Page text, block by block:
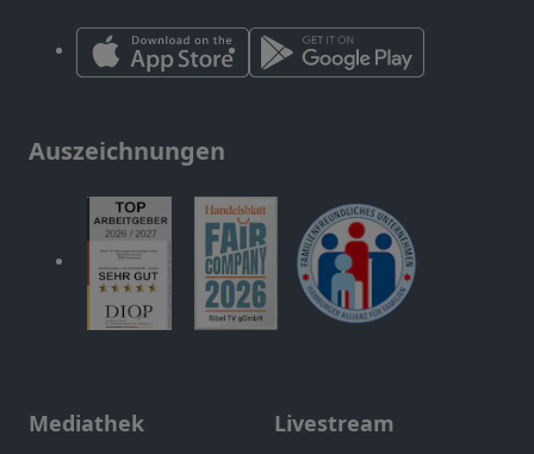
Auszeichnungen
Mediathek Livestream